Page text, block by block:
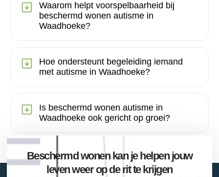
Waarom helpt voorspelbaarheid bij
beschermd wonen autisme in
Waadhoeke?
Hoe ondersteunt begeleiding iemand
met autisme in Waadhoeke?
Is beschermd wonen autisme in
Waadhoeke ook gericht op groei?
Beschermd wonen kan je helpen jouw
leven weer op de rit te krijgen